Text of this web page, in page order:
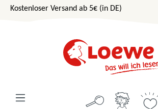
Zum Hauptinhalt springen
Kostenloser Versand ab 5€ (in DE)